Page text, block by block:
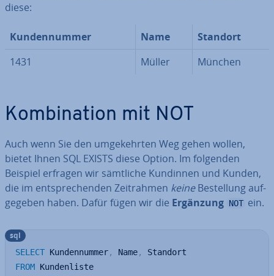
diese:
Kun­den­num­mer Name
Standort
1431
Müller München
Kom­bi­na­ti­on mit NOT
Auch wenn Sie den um­ge­kehr­ten Weg gehen wollen,
bietet Ihnen SQL EXISTS diese Option. Im folgenden
Beispiel erfragen wir sämtliche Kundinnen und Kunden,
die im ent­spre­chen­den Zeit­rah­men keineBe­stel­lung auf­
ge­ge­ben haben. Dafür fügen wir die Ergänzung NOT ein.
SELECT Kundennummer, Name,
FROM
sql